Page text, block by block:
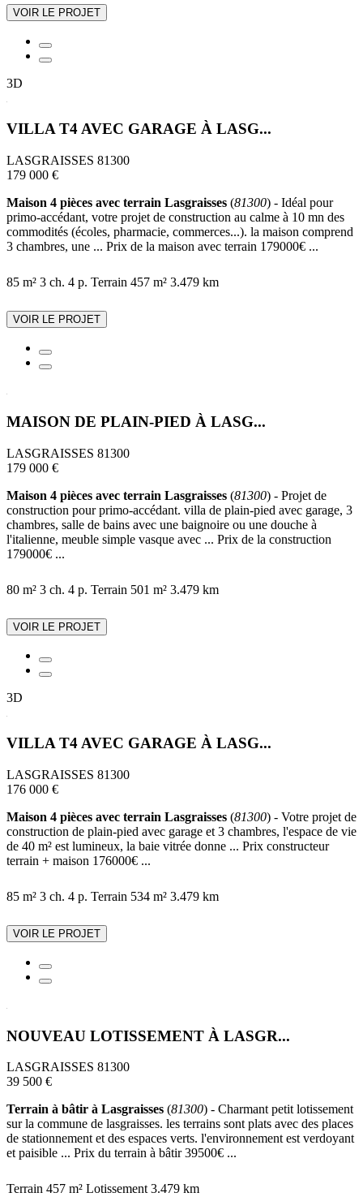
VOIR LE PROJET
3D
VILLA T4 AVEC GARAGE À LASG...
LASGRAISSES 81300
179 000 €
Maison 4 pièces avec terrain Lasgraisses (81300) - Idéal pour
primo-accédant, votre projet de construction au calme à 10 mn des
commodités (écoles, pharmacie, commerces...). la maison comprend
3 chambres, une ... Prix de la maison avec terrain 179000€ ...
85 m² 3 ch. 4 p. Terrain 457 m² 3.479 km
VOIR LE PROJET
MAISON DE PLAIN-PIED À LASG...
LASGRAISSES 81300
179 000 €
Maison 4 pièces avec terrain Lasgraisses (81300) - Projet de
construction pour primo-accédant. villa de plain-pied avec garage, 3
chambres, salle de bains avec une baignoire ou une douche à
l'italienne, meuble simple vasque avec ... Prix de la construction
179000€ ...
80 m² 3 ch. 4 p. Terrain 501 m² 3.479 km
VOIR LE PROJET
3D
VILLA T4 AVEC GARAGE À LASG...
LASGRAISSES 81300
176 000 €
Maison 4 pièces avec terrain Lasgraisses (81300) - Votre projet de
construction de plain-pied avec garage et 3 chambres, l'espace de vie
de 40 m² est lumineux, la baie vitrée donne ... Prix constructeur
terrain + maison 176000€ ...
85 m² 3 ch. 4 p. Terrain 534 m² 3.479 km
VOIR LE PROJET
NOUVEAU LOTISSEMENT À LASGR...
LASGRAISSES 81300
39 500 €
Terrain à bâtir à Lasgraisses (81300) - Charmant petit lotissement
sur la commune de lasgraisses. les terrains sont plats avec des places
de stationnement et des espaces verts. l'environnement est verdoyant
et paisible ... Prix du terrain à bâtir 39500€ ...
Terrain 457 m² Lotissement 3.479 km